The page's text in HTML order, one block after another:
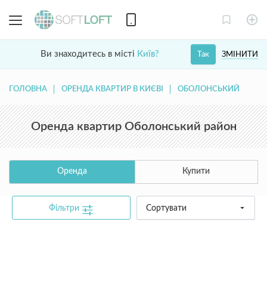
Ви знаходитесь в місті Київ? ЗМІНИТИ
Так
ГОЛОВНА ОРЕНДА КВАРТИР В КИЄВІ ОБОЛОНСЬКИЙ
Оренда квартир Оболонський район
Оренда Купити
Фільтри Сортувати